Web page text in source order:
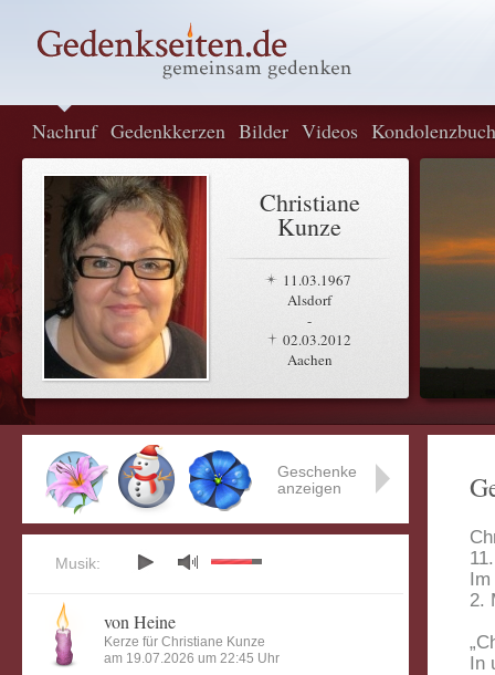
Nachruf Gedenkkerzen Bilder Videos Kondolenzbuch
Christiane
Kunze
11.03.1967
Alsdorf
-
02.03.2012
Aachen
2.
In
Geschenke
anzeigen
Musik:
von Heine
Kerze für Christiane Kunze
am 19.07.2026 um 22:45 Uhr